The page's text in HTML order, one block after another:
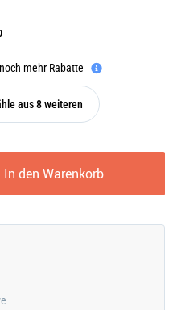
mehr Rabatte
aus 8 weiteren
In den Warenkorb